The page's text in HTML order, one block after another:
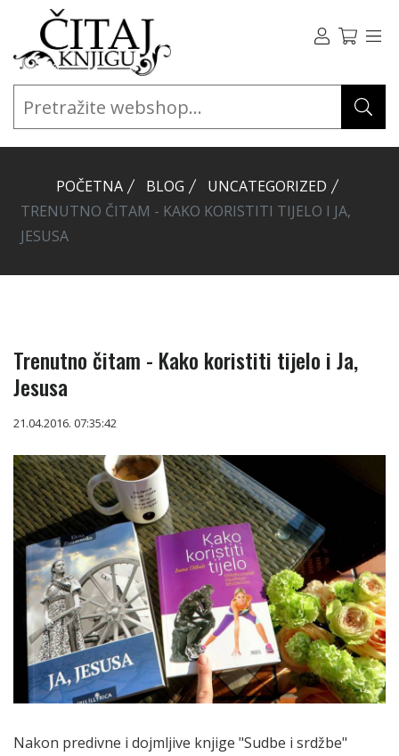
POČETNA BLOG
UNCATEGORIZED
TRENUTNO ČITAM - KAKO KORISTITI TIJELO I JA,
JESUSA
Trenutno čitam - Kako koristiti tijelo i Ja,
Jesusa
21.04.2016. 07:35:42
Nakon predivne i dojmljive knjige "Sudbe i srdžbe"